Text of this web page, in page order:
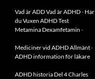
Vad är ADDVad är ADHD- Har
du Vuxen ADHD Test
Metamina Dexamfetamin -
Mediciner vid ADHD Allmänt-
ADHD information för läkare
ADHD historia Del 4 Charles